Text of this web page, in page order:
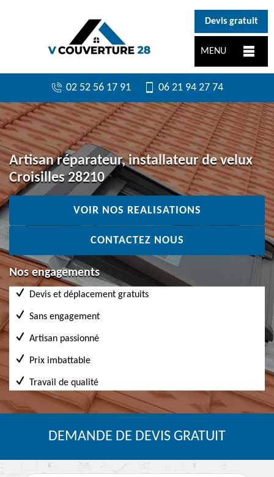
Devis gratuit
MENU
02 52 56 17 91 06 21 94 27 74
Artisan réparateur, installateur de velux
Croisilles 28210
VOIR NOS REALISATIONS
CONTACTEZ NOUS
Nos engagements
Devis et déplacement gratuits
Sans engagement
Artisan passionné
Prix imbattable
Travail de qualité
DEMANDE DE DEVIS GRATUIT